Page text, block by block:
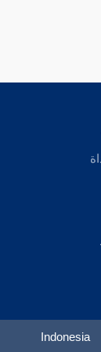
Indonesia